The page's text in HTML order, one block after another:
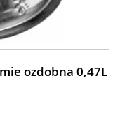
ozdobna 0,47L